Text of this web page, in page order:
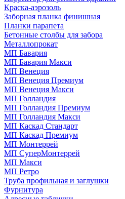
Краска-аэрозоль
Заборная планка финишная
Планки парапета
Бетонные столбы для забора
Металлопрокат
МП Бавария
МП Бавария Макси
МП Венеция
МП Венеция Премиум
МП Венеция Макси
МП Голландия
МП Голландия Премиум
МП Голландия Макси
МП Каскад Стандарт
МП Каскад Премиум
МП Монтеррей
МП СуперМонтеррей
МП Макси
МП Ретро
Труба профильная и заглушки
Фурнитура